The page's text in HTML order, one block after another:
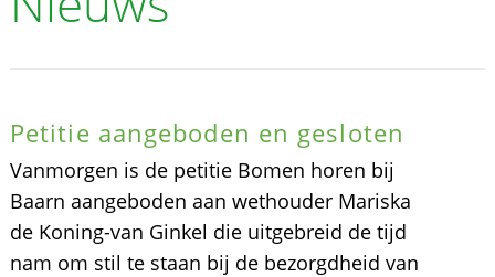
Petitie aangeboden en gesloten
Vanmorgen is de petitie Bomen horen bij
Baarn aangeboden aan wethouder Mariska
de Koning-van Ginkel die uitgebreid de tijd
nam om stil te staan bij de bezorgdheid van